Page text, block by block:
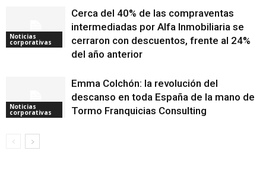
Noticias
corporativas
Cerca del 40% de las compraventas
intermediadas por Alfa Inmobiliaria se
cerraron con descuentos, frente al 24%
del año anterior
Noticias
corporativas
Emma Colchón: la revolución del
descanso en toda España de la mano de
Tormo Franquicias Consulting